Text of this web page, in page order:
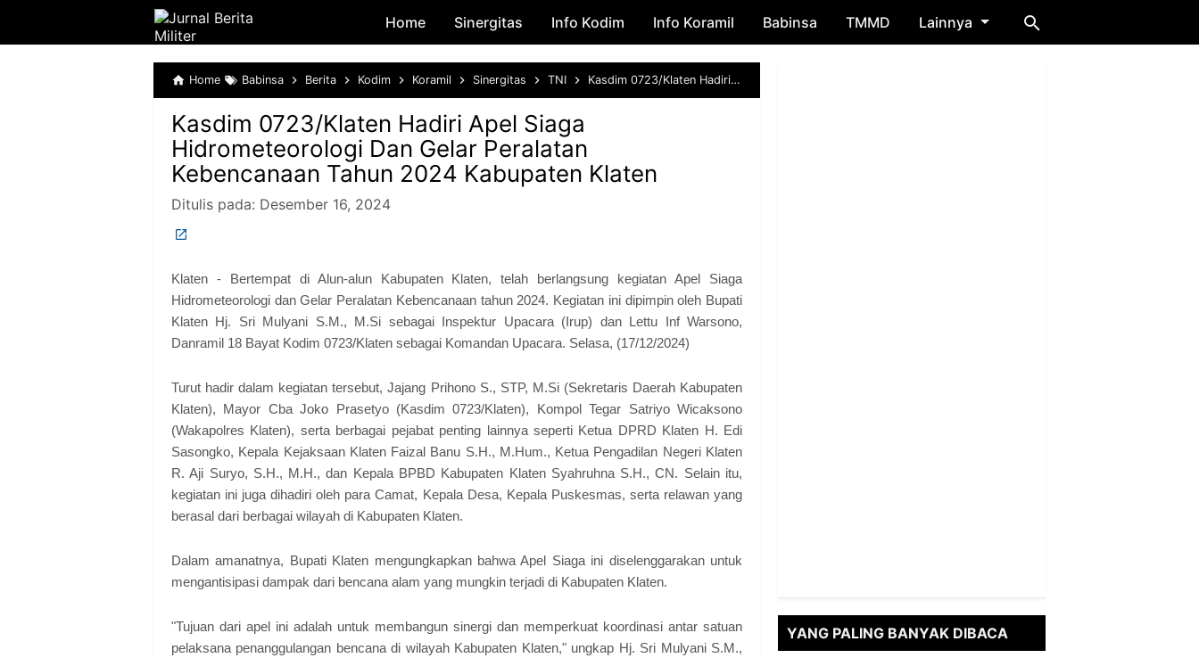
Skip to main content
Home Sinergitas Info Kodim Info Koramil Babinsa TMMD Lainnya
Home Babinsa Berita Kodim Koramil Sinergitas TNI Kasdim 0723/Klaten Hadiri Apel Siaga Hidrometeorologi Dan Gelar Peralatan Kebencanaan Tahun 2024 Kabupaten Klaten
Kasdim 0723/Klaten Hadiri Apel Siaga
Hidrometeorologi Dan Gelar Peralatan
Kebencanaan Tahun 2024 Kabupaten Klaten
Ditulis pada: Desember 16, 2024
Klaten - Bertempat di Alun-alun Kabupaten Klaten, telah berlangsung kegiatan Apel Siaga
Hidrometeorologi dan Gelar Peralatan Kebencanaan tahun 2024. Kegiatan ini dipimpin oleh Bupati
Klaten Hj. Sri Mulyani S.M., M.Si sebagai Inspektur Upacara (Irup) dan Lettu Inf Warsono,
Danramil 18 Bayat Kodim 0723/Klaten sebagai Komandan Upacara. Selasa, (17/12/2024)
Turut hadir dalam kegiatan tersebut, Jajang Prihono S., STP, M.Si (Sekretaris Daerah Kabupaten
Klaten), Mayor Cba Joko Prasetyo (Kasdim 0723/Klaten), Kompol Tegar Satriyo Wicaksono
(Wakapolres Klaten), serta berbagai pejabat penting lainnya seperti Ketua DPRD Klaten H. Edi
Sasongko, Kepala Kejaksaan Klaten Faizal Banu S.H., M.Hum., Ketua Pengadilan Negeri Klaten
R. Aji Suryo, S.H., M.H., dan Kepala BPBD Kabupaten Klaten Syahruhna S.H., CN. Selain itu,
kegiatan ini juga dihadiri oleh para Camat, Kepala Desa, Kepala Puskesmas, serta relawan yang
berasal dari berbagai wilayah di Kabupaten Klaten.
Dalam amanatnya, Bupati Klaten mengungkapkan bahwa Apel Siaga ini diselenggarakan untuk
mengantisipasi dampak dari bencana alam yang mungkin terjadi di Kabupaten Klaten.
"Tujuan dari apel ini adalah untuk membangun sinergi dan memperkuat koordinasi antar satuan
pelaksana penanggulangan bencana di wilayah Kabupaten Klaten," ungkap Hj. Sri Mulyani S.M.,
YANG PALING BANYAK DIBACA